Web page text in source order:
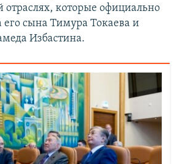
отраслях, которые официально
сына Тимура Токаева и
Избастина.